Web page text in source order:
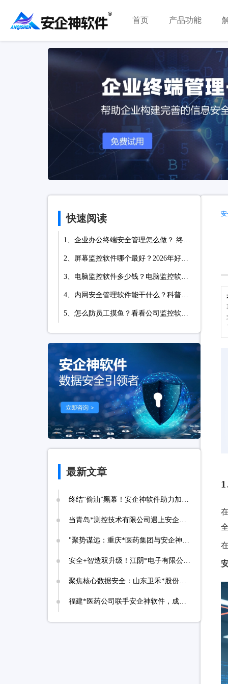
首页 产品功能
快速阅读
1、企业办公终端安全管理怎么做？ 终端安全管理软件七项措施介绍
2、屏幕监控软件哪个最好？2026年好评度名列榜首的屏幕监控软件推荐！
3、电脑监控软件多少钱？电脑监控软件价格怎么收费？详细分析收费模式
4、内网安全管理软件能干什么？科普它的7个内网管理功能，能监控能防泄密
5、怎么防员工摸鱼？看看公司监控软件的7个炸裂功能，太赞了！
最新文章